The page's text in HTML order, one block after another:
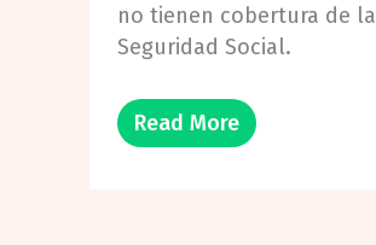
no tienen cobertura de la
Seguridad Social.
Read More